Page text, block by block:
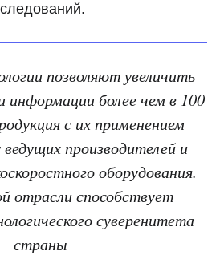
позволяют увеличить
информации более чем в 100
с их применением
производителей и
оборудования.
отрасли способствует
суверенитета
страны